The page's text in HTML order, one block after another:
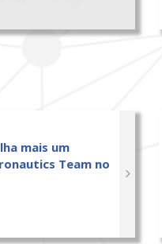
mais um
Team no